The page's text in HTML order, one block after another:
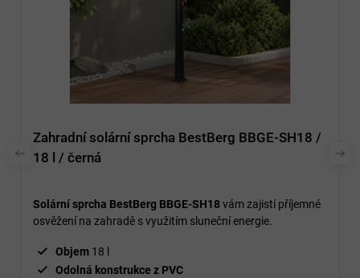
Zahradní solární sprcha BestBerg BBGE-SH18 /
18 l / černá
Solární sprcha BestBerg BBGE-SH18vám zajistí příjemné
osvěžení na zahradě s využitím sluneční energie.
Objem 18 l
Odolná konstrukce z PVC